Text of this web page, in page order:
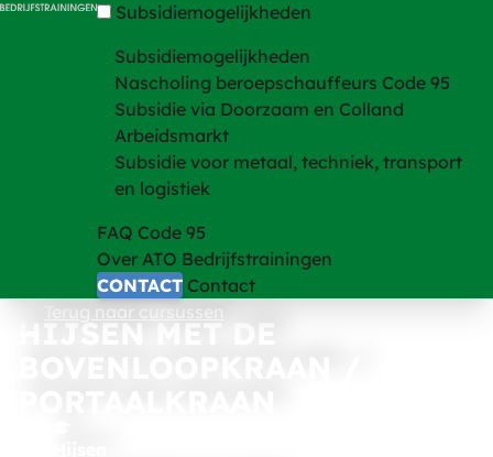
Subsidiemogelijkheden
Subsidiemogelijkheden
Nascholing beroepschauffeurs Code 95
Subsidie via Doorzaam en Colland
Arbeidsmarkt
Subsidie voor metaal, techniek, transport
en logistiek
FAQ Code 95
Over ATO Bedrijfstrainingen
CONTACT Contact
Terug naar cursussen
HIJSEN MET DE